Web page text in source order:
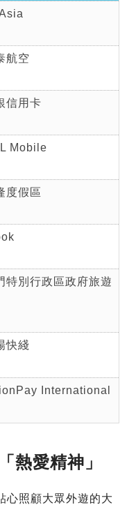
航空
信用卡
Mobile
度假區
特別行政區政府旅遊
快綫
International
熱愛精神」
心照顧大眾外遊的大